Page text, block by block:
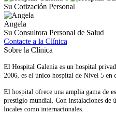
Su Cotización Personal
Angela
Su Consultora Personal de Salud
Contacte a la Clínica
Sobre la Clínica
El Hospital Galenia es un hospital
2006, es el único hospital de Nivel 5 en
El hospital ofrece una amplia gama de
prestigio mundial. Con instalaciones de
locales como internacionales.